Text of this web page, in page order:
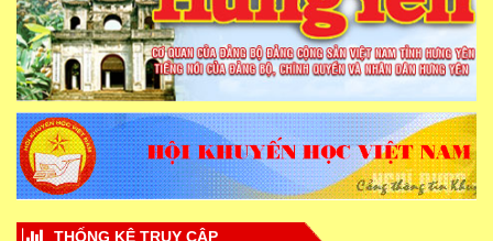
THỐNG KÊ TRUY CẬP